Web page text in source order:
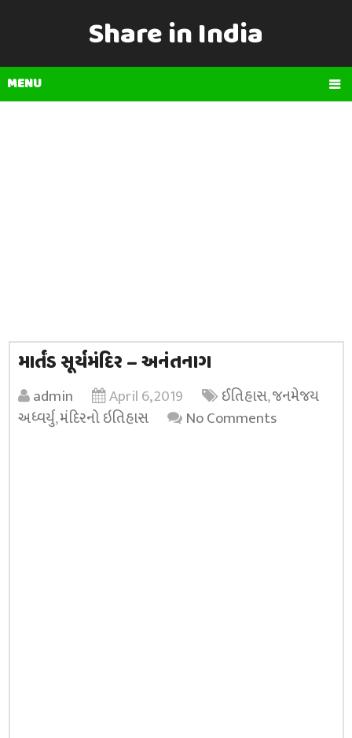
Share in India
MENU
માર્તંડ સૂર્યમંદિર – અનંતનાગ
admin April 6, 2019 ઈતિહાસ,જનમેજય
અધ્વર્યુ,મંદિરનો ઇતિહાસ No Comments